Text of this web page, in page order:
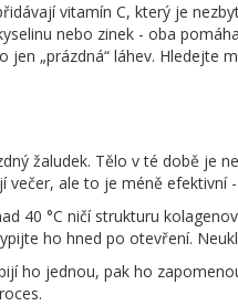
vitamín C, který je
nebo zinek - oba
jen „prázdná“ láhev.
žaludek. Tělo v té době je
ale to je méně
40 °C ničí strukturu
ho hned po otevření.
ho jednou, pak ho